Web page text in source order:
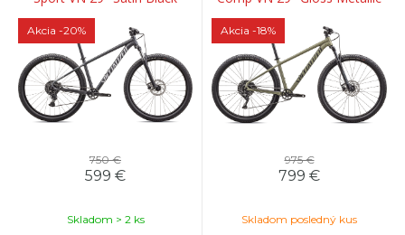
Akcia -20%
750 €
599 €
Skladom > 2 ks
Akcia -18%
975 €
799 €
Skladom posledný kus